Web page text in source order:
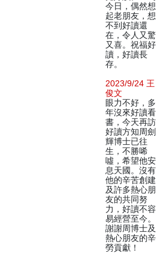
今日，偶然想
起老朋友，想
不到好讀還
在，令人又驚
又喜。祝福好
讀，好讀長
存。
2023/9/24 王
俊文
眼力不好，多
年沒來好讀看
書，今天再訪
好讀方知周劍
輝博士已往
生，不勝唏
噓，希望他安
息天國。沒有
他的辛苦創建
及許多熱心朋
友的共同努
力，好讀不容
易經營至今。
謝謝周博士及
熱心朋友的辛
勞貢獻！